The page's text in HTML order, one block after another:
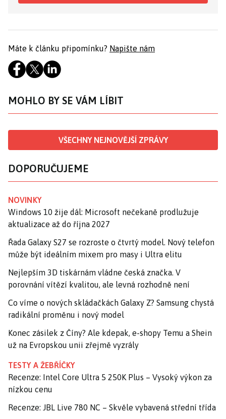
Máte k článku připomínku? Napište nám
MOHLO BY SE VÁM LÍBIT
VŠECHNY NEJNOVĚJŠÍ ZPRÁVY
DOPORUČUJEME
NOVINKY
Windows 10 žije dál: Microsoft nečekaně prodlužuje
aktualizace až do října 2027
Řada Galaxy S27 se rozroste o čtvrtý model. Nový telefon
může být ideálním mixem pro masy i Ultra elitu
Nejlepším 3D tiskárnám vládne česká značka. V
porovnání vítězí kvalitou, ale levná rozhodně není
Co víme o nových skládačkách Galaxy Z? Samsung chystá
radikální proměnu i nový model
Konec zásilek z Číny? Ale kdepak, e-shopy Temu a Shein
už na Evropskou unii zřejmě vyzrály
TESTY A ŽEBŘÍČKY
Recenze: Intel Core Ultra 5 250K Plus – Vysoký výkon za
nízkou cenu
Recenze: JBL Live 780 NC – Skvěle vybavená střední třída